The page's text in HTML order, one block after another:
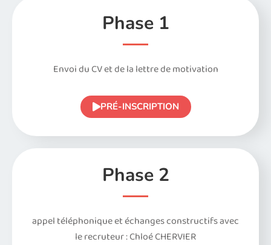
Phase 1
Envoi du CV et de la lettre de motivation
PRÉ-INSCRIPTION
Phase 2
appel téléphonique et échanges constructifs avec
le recruteur : Chloé CHERVIER